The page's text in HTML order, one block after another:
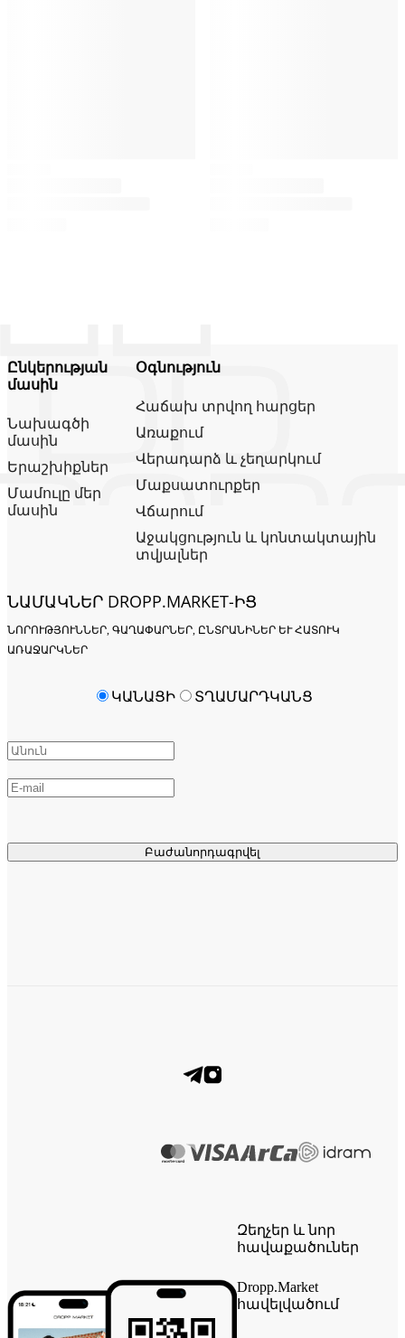
Ընկերության
մասին
Նախագծի
մասին
Երաշխիքներ
Մամուլը մեր
մասին
Օգնություն
Հաճախ տրվող հարցեր
Առաքում
Վերադարձ և չեղարկում
Մաքսատուրքեր
Վճարում
Աջակցություն և կոնտակտային
տվյալներ
ՆԱՄԱԿՆԵՐ DROPP.MARKET-ԻՑ
ՆՈՐՈՒԹՅՈՒՆՆԵՐ, ԳԱՂԱՓԱՐՆԵՐ, ԸՆՏՐԱՆԻՆԵՐ ԵՒ ՀԱՏՈՒԿ Ա
ՌԱՋԱՐԿՆԵՐ
Բաժանորդագրվել
ԿԱՆԱՑԻ ՏՂԱՄԱՐԴԿԱՆՑ
Զեղչեր և նոր
հավաքածուներ
Dropp.Market
հավելվածում